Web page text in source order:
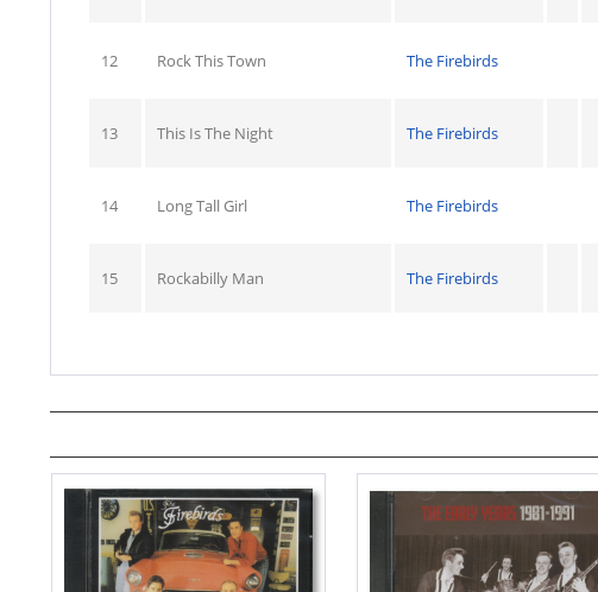
12 Rock This Town The Firebirds
13 This Is The Night The Firebirds
14 Long Tall Girl The Firebirds
15 Rockabilly Man The Firebirds